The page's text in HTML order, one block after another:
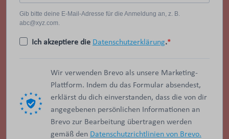
Gib bitte deine E-Mail-Adresse für die Anmeldung an, z. B.
abc@xyz.com.
Ich akzeptiere die Datenschutzerklärung.
Wir verwenden Brevo als unsere Marketing-
Plattform. Indem du das Formular absendest,
erklärst du dich einverstanden, dass die von dir
angegebenen persönlichen Informationen an
Brevo zur Bearbeitung übertragen werden
gemäß den Datenschutzrichtlinien von Brevo.